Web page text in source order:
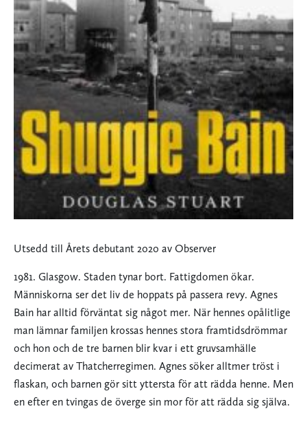
Utsedd till Årets debutant 2020 av Observer
1981. Glasgow. Staden tynar bort. Fattigdomen ökar.
Människorna ser det liv de hoppats på passera revy. Agnes
Bain har alltid förväntat sig något mer. När hennes opålitlige
man lämnar familjen krossas hennes stora framtidsdrömmar
och hon och de tre barnen blir kvar i ett gruvsamhälle
decimerat av Thatcherregimen. Agnes söker alltmer tröst i
flaskan, och barnen gör sitt yttersta för att rädda henne. Men
en efter en tvingas de överge sin mor för att rädda sig själva.